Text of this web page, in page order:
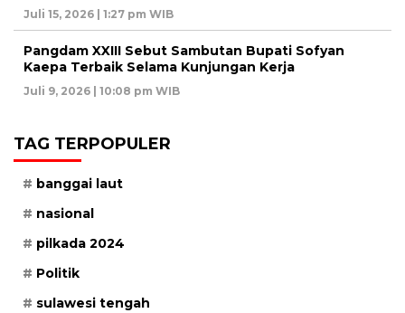
Juli 15, 2026 | 1:27 pm WIB
Pangdam XXIII Sebut Sambutan Bupati Sofyan
Kaepa Terbaik Selama Kunjungan Kerja
Juli 9, 2026 | 10:08 pm WIB
TAG TERPOPULER
banggai laut
nasional
pilkada 2024
Politik
sulawesi tengah